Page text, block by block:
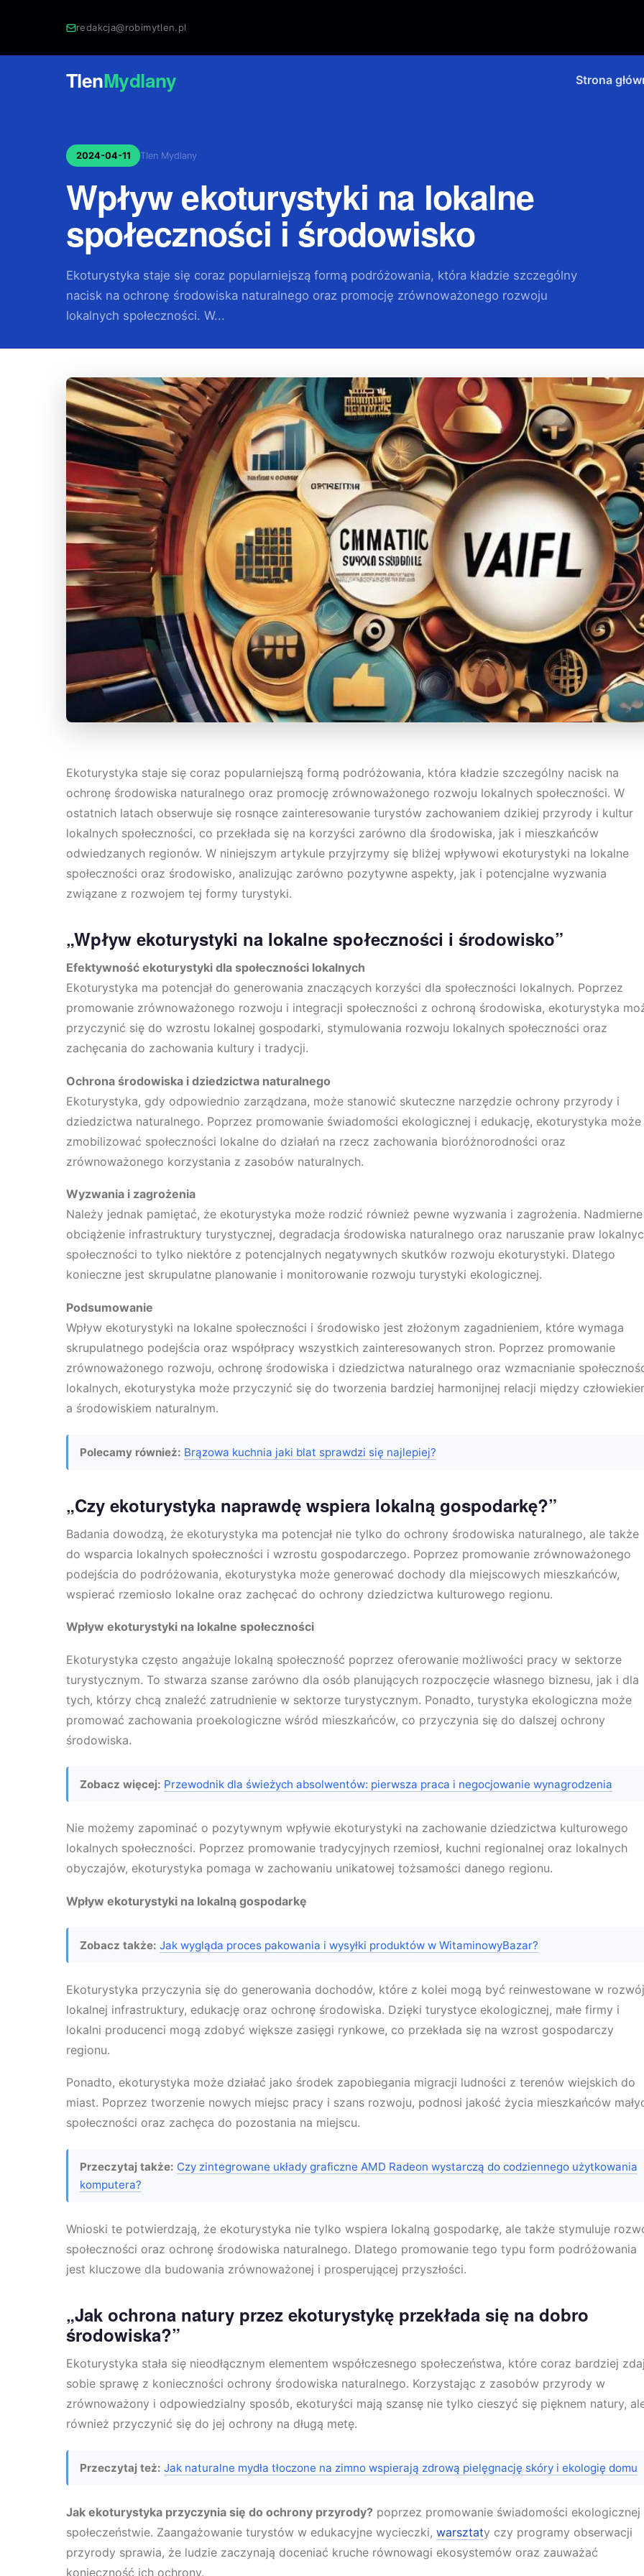
redakcja@robimytlen.pl
TlenMydlany Strona
2024-04-11 Tlen Mydlany
Wpływ ekoturystyki na lokalne
społeczności i środowisko
Ekoturystyka staje się coraz popularniejszą formą podróżowania, która kładzie szczególny
nacisk na ochronę środowiska naturalnego oraz promocję zrównoważonego rozwoju
lokalnych społeczności. W...
Ekoturystyka staje się coraz popularniejszą formą podróżowania, która kładzie szczególny nacisk na
ochronę środowiska naturalnego oraz promocję zrównoważonego rozwoju lokalnych społeczności. W
ostatnich latach obserwuje się rosnące zainteresowanie turystów zachowaniem dzikiej przyrody i kultur
lokalnych społeczności, co przekłada się na korzyści zarówno dla środowiska, jak i mieszkańców
odwiedzanych regionów. W niniejszym artykule przyjrzymy się bliżej wpływowi ekoturystyki na lokalne
społeczności oraz środowisko, analizując zarówno pozytywne aspekty, jak i potencjalne wyzwania
związane z rozwojem tej formy turystyki.
„Wpływ ekoturystyki na lokalne społeczności i środowisko”
Efektywność ekoturystyki dla społeczności lokalnych
Ekoturystyka ma potencjał do generowania znaczących korzyści dla społeczności lokalnych. Poprzez
promowanie zrównoważonego rozwoju i integracji społeczności z ochroną środowiska, ekoturystyka
przyczynić się do wzrostu lokalnej gospodarki, stymulowania rozwoju lokalnych społeczności oraz
zachęcania do zachowania kultury i tradycji.
Ochrona środowiska i dziedzictwa naturalnego
Ekoturystyka, gdy odpowiednio zarządzana, może stanowić skuteczne narzędzie ochrony przyrody i
dziedzictwa naturalnego. Poprzez promowanie świadomości ekologicznej i edukację, ekoturystyka może
zmobilizować społeczności lokalne do działań na rzecz zachowania bioróżnorodności oraz
zrównoważonego korzystania z zasobów naturalnych.
Wyzwania i zagrożenia
Należy jednak pamiętać, że ekoturystyka może rodzić również pewne wyzwania i zagrożenia. Nadmierne
obciążenie infrastruktury turystycznej, degradacja środowiska naturalnego oraz naruszanie praw
społeczności to tylko niektóre z potencjalnych negatywnych skutków rozwoju ekoturystyki. Dlatego
konieczne jest skrupulatne planowanie i monitorowanie rozwoju turystyki ekologicznej.
Podsumowanie
Wpływ ekoturystyki na lokalne społeczności i środowisko jest złożonym zagadnieniem, które wymaga
skrupulatnego podejścia oraz współpracy wszystkich zainteresowanych stron. Poprzez promowanie
zrównoważonego rozwoju, ochronę środowiska i dziedzictwa naturalnego oraz wzmacnianie
lokalnych, ekoturystyka może przyczynić się do tworzenia bardziej harmonijnej relacji między
a środowiskiem naturalnym.
Polecamy również: Brązowa kuchnia jaki blat sprawdzi się najlepiej?
„Czy ekoturystyka naprawdę wspiera lokalną gospodarkę?”
Badania dowodzą, że ekoturystyka ma potencjał nie tylko do ochrony środowiska naturalnego, ale także
do wsparcia lokalnych społeczności i wzrostu gospodarczego. Poprzez promowanie zrównoważonego
podejścia do podróżowania, ekoturystyka może generować dochody dla miejscowych mieszkańców,
wspierać rzemiosło lokalne oraz zachęcać do ochrony dziedzictwa kulturowego regionu.
Wpływ ekoturystyki na lokalne społeczności
Ekoturystyka często angażuje lokalną społeczność poprzez oferowanie możliwości pracy w sektorze
turystycznym. To stwarza szanse zarówno dla osób planujących rozpoczęcie własnego biznesu, jak i dla
tych, którzy chcą znaleźć zatrudnienie w sektorze turystycznym. Ponadto, turystyka ekologiczna może
promować zachowania proekologiczne wśród mieszkańców, co przyczynia się do dalszej ochrony
środowiska.
Zobacz więcej: Przewodnik dla świeżych absolwentów: pierwsza praca i negocjowanie wynagrodzenia
Nie możemy zapominać o pozytywnym wpływie ekoturystyki na zachowanie dziedzictwa kulturowego
lokalnych społeczności. Poprzez promowanie tradycyjnych rzemiosł, kuchni regionalnej oraz lokalnych
obyczajów, ekoturystyka pomaga w zachowaniu unikatowej tożsamości danego regionu.
Wpływ ekoturystyki na lokalną gospodarkę
Zobacz także: Jak wygląda proces pakowania i wysyłki produktów w WitaminowyBazar?
Ekoturystyka przyczynia się do generowania dochodów, które z kolei mogą być reinwestowane w rozwój
lokalnej infrastruktury, edukację oraz ochronę środowiska. Dzięki turystyce ekologicznej, małe firmy i
lokalni producenci mogą zdobyć większe zasięgi rynkowe, co przekłada się na wzrost gospodarczy
regionu.
Ponadto, ekoturystyka może działać jako środek zapobiegania migracji ludności z terenów wiejskich do
miast. Poprzez tworzenie nowych miejsc pracy i szans rozwoju, podnosi jakość życia mieszkańców
społeczności oraz zachęca do pozostania na miejscu.
Przeczytaj także: Czy zintegrowane układy graficzne AMD Radeon wystarczą do codziennego użytkowania
komputera?
Wnioski te potwierdzają, że ekoturystyka nie tylko wspiera lokalną gospodarkę, ale także stymuluje
społeczności oraz ochronę środowiska naturalnego. Dlatego promowanie tego typu form podróżowania
jest kluczowe dla budowania zrównoważonej i prosperującej przyszłości.
„Jak ochrona natury przez ekoturystykę przekłada się na dobro
środowiska?”
Ekoturystyka stała się nieodłącznym elementem współczesnego społeczeństwa, które coraz bardziej
sobie sprawę z konieczności ochrony środowiska naturalnego. Korzystając z zasobów przyrody w
zrównoważony i odpowiedzialny sposób, ekoturyści mają szansę nie tylko cieszyć się pięknem natury,
również przyczynić się do jej ochrony na długą metę.
Przeczytaj też: Jak naturalne mydła tłoczone na zimno wspierają zdrową pielęgnację skóry i ekologię domu
Jak ekoturystyka przyczynia się do ochrony przyrody? poprzez promowanie świadomości ekologicznej
społeczeństwie. Zaangażowanie turystów w edukacyjne wycieczki, warsztaty czy programy obserwacji
przyrody sprawia, że ludzie zaczynają doceniać kruche równowagi ekosystemów oraz zauważać
konieczność ich ochrony.